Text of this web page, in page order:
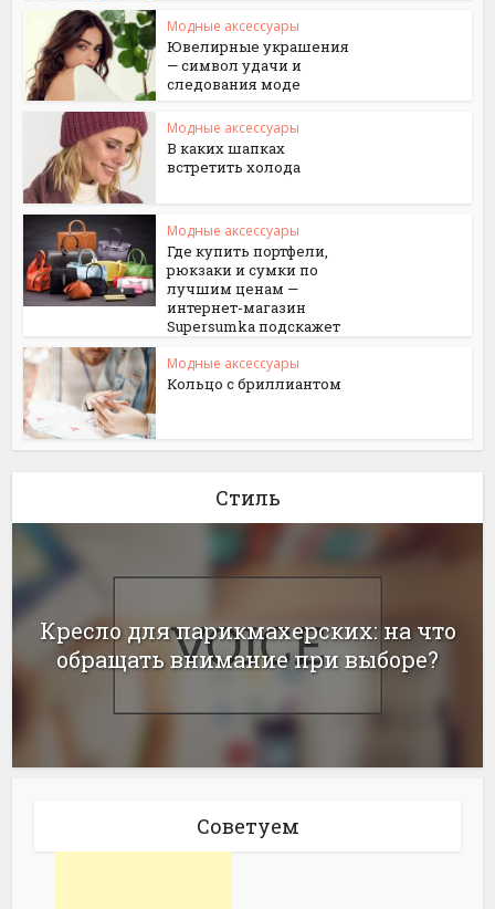
Модные аксессуары
Ювелирные украшения
— символ удачи и
следования моде
Модные аксессуары
В каких шапках
встретить холода
Модные аксессуары
Где купить портфели,
рюкзаки и сумки по
лучшим ценам —
интернет-магазин
Supersumka подскажет
Модные аксессуары
Кольцо с бриллиантом
Стиль
Кресло для парикмахерских: на что
обращать внимание при выборе?
Советуем